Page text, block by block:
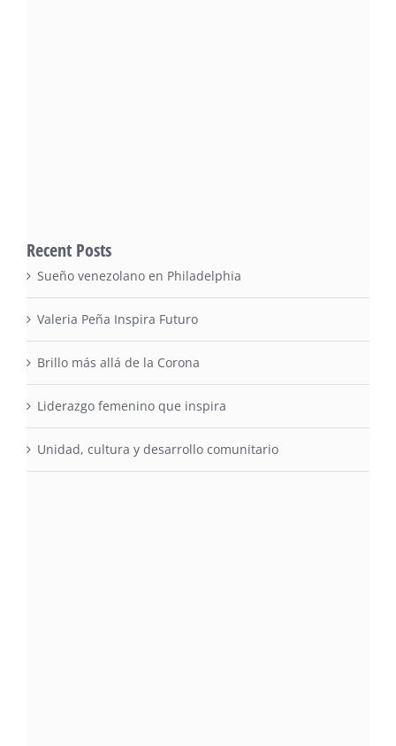
Recent Posts
Sueño venezolano en Philadelphia
Valeria Peña Inspira Futuro
Brillo más allá de la Corona
Liderazgo femenino que inspira
Unidad, cultura y desarrollo comunitario